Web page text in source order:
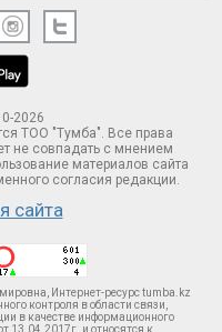
2026
ТОО "Тумба". Все права
не совпадать с мнением
материалов сайта
согласия редакции.
сайта
Интернет-ресурс tumba.kz
контроля в области связи,
в качестве информационного